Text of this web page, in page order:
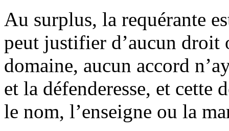
Au surplus, la requérante
peut justifier d’aucun droit
domaine, aucun accord
et la défenderesse, et cette
le nom, l’enseigne ou la